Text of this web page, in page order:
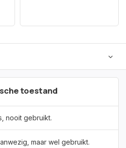
toestand
nooit gebruikt.
maar wel gebruikt.